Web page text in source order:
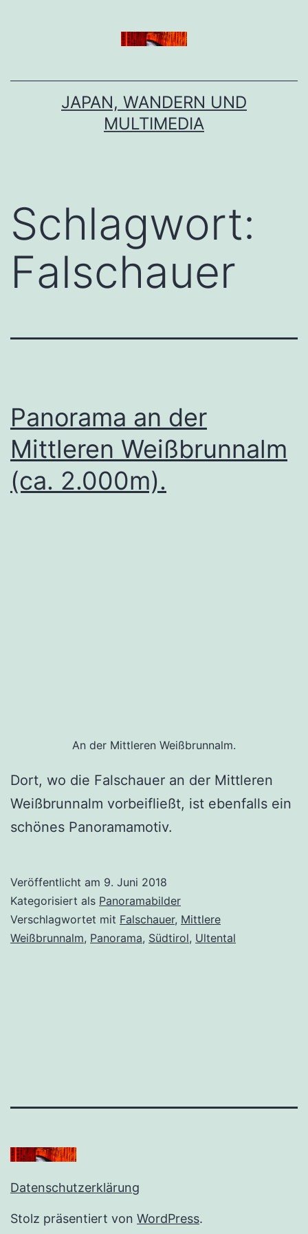
JAPAN, WANDERN UND
MULTIMEDIA
Schlagwort:
Falschauer
Panorama an der
Mittleren Weißbrunnalm
(ca. 2.000m).
An der Mittleren Weißbrunnalm.
Dort, wo die Falschauer an der Mittleren
Weißbrunnalm vorbeifließt, ist ebenfalls ein
schönes Panoramamotiv.
Veröffentlicht am 9. Juni 2018
Kategorisiert als Panoramabilder
Verschlagwortet mit Falschauer, Mittlere
Weißbrunnalm, Panorama, Südtirol, Ultental
Datenschutzerklärung
Stolz präsentiert von WordPress.